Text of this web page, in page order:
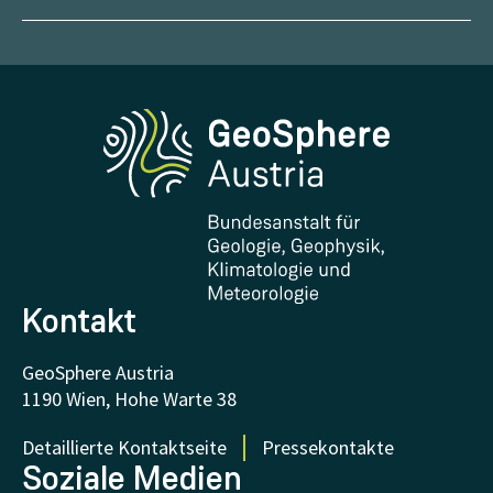
Medien
Kontakt und Besuch
Forschung und Kooperationen
Downloads
Zertifikate und Auszeichnungen
FAQ - Häufig gestellte Fragen
Forschung unterstützen
Erdbeben melden
Phenowatch.at
Kontakt
GeoSphere Austria
1190 Wien, Hohe Warte 38
Detaillierte Kontaktseite
Pressekontakte
Soziale Medien